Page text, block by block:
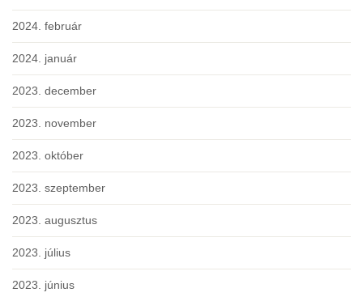
2024. február
2024. január
2023. december
2023. november
2023. október
2023. szeptember
2023. augusztus
2023. július
2023. június